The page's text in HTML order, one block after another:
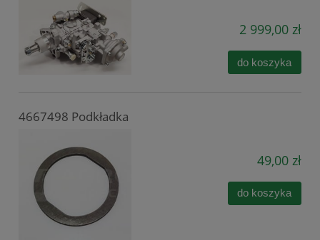
2 999,00 zł
do koszyka
4667498 Podkładka
49,00 zł
do koszyka